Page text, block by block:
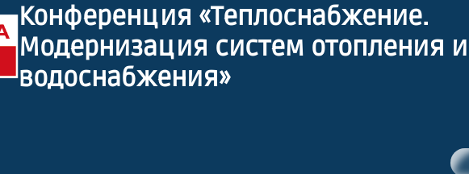
Конференция «Теплоснабжение.
Модернизация систем отопления и
водоснабжения»